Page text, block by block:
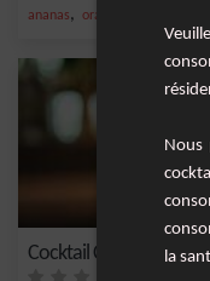
ananas, orange
Cocktail Côte
Nous
la